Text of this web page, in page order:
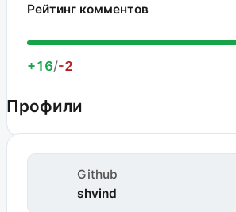
Рейтинг комментов
+16/-2
Профили
Github
shvind